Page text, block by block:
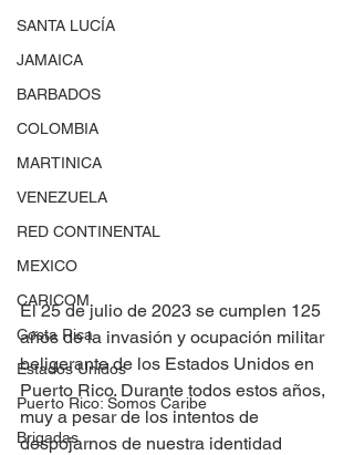
SANTA LUCÍA
JAMAICA
BARBADOS
COLOMBIA
MARTINICA
VENEZUELA
RED CONTINENTAL
MEXICO
CARICOM
Costa Rica
Estados Unidos
Puerto Rico: Somos Caribe
Brigadas
El 25 de julio de 2023 se cumplen 125
años de la invasión y ocupación militar
beligerante de los Estados Unidos en
Puerto Rico. Durante todos estos años,
muy a pesar de los intentos de
despojarnos de nuestra identidad